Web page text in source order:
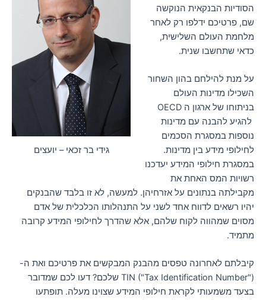
גידי בר זכאי – יועצים
הסודיות הבנקאית הנוקשה
שם, פרטיכם ידלפו רק לאחר
מלחמת העולם השלישית,
כדאי שתחשבו שנית.
על מנת להילחם בהון השחור
השכילו מדינות העולם
בניתוחו של ארגון ה OECD
להגיע להבנה עם מדינות
נוספות במסגרת הסכמים
לחילופי מידע בין מדינות.
במסגרת חילופי המידע יעדכנו
רשויות המס האחת את
מקבילתה בנתונים על אזרחיהן. למעשה, לא זו בלבד שהבנקים
יהיו רשאים לדווח אחד לשני על התנהלותו הכלכלית של אדם
מסוים שמהווה לקוח שלהם, אלא שהדרך לחילופי המידע קרובה
מתמיד.
קיבלתם לאחרונה טפסים מהבנק המבקשים את פרטיכם ואת ה-
TIN ("Tax Identification Number") שלכם? דעו לכם שמדובר
בצעד משמעותי לקראת חילופי המידע שצוינו מעלה. תופתעו